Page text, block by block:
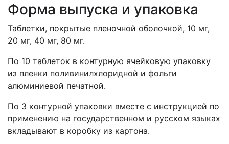
Форма выпуска и упаковка
Таблетки, покрытые пленочной оболочкой, 10 мг,
20 мг, 40 мг, 80 мг.
По 10 таблеток в контурную ячейковую упаковку
из пленки поливинилхлоридной и фольги
алюминиевой печатной.
По 3 контурной упаковки вместе с инструкцией по
применению на государственном и русском языках
вкладывают в коробку из картона.